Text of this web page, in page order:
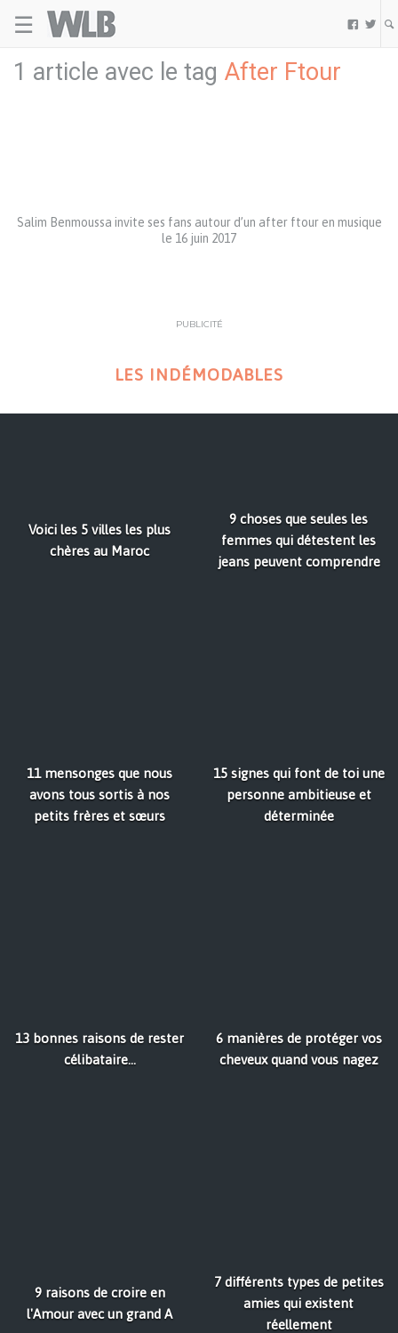
☰  
1 article avec le tag After Ftour
Salim Benmoussa invite ses fans autour d’un after ftour en musique
le 16 juin 2017
PUBLICITÉ
LES INDÉMODABLES
Voici les 5 villes les plus
chères au Maroc
9 choses que seules les
femmes qui détestent les
jeans peuvent comprendre
11 mensonges que nous
avons tous sortis à nos
petits frères et sœurs
15 signes qui font de toi une
personne ambitieuse et
déterminée
13 bonnes raisons de rester
célibataire...
6 manières de protéger vos
cheveux quand vous nagez
9 raisons de croire en
l'Amour avec un grand A
7 différents types de petites
amies qui existent
réellement